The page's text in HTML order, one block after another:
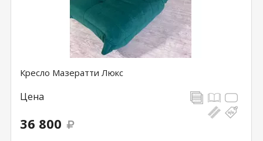
Кресло Мазератти Люкс
Цена
36 800